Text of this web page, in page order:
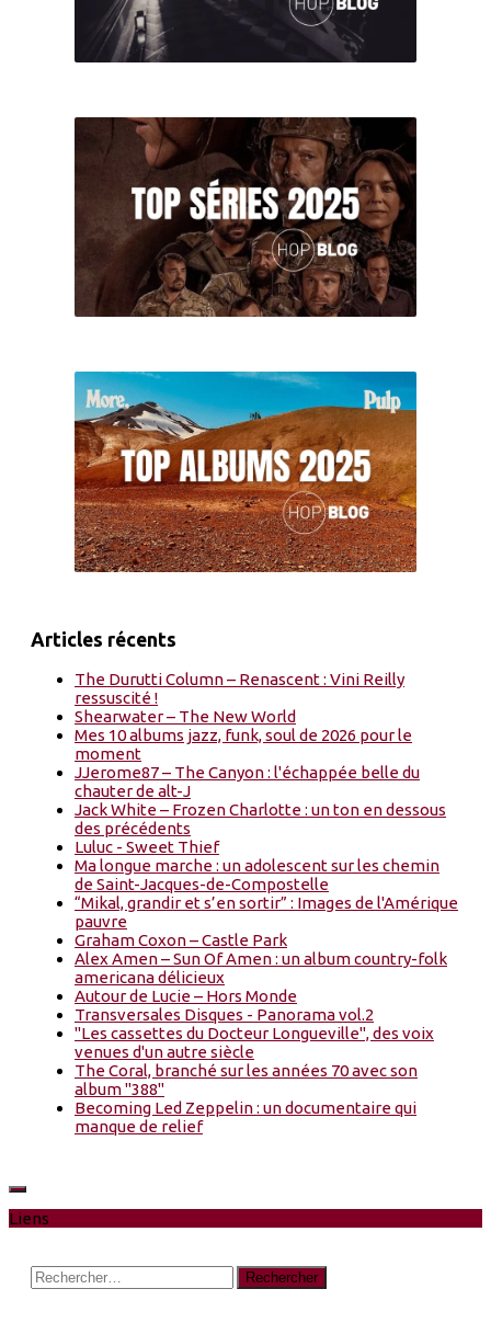
Articles récents
The Durutti Column – Renascent : Vini Reilly
ressuscité !
Shearwater – The New World
Mes 10 albums jazz, funk, soul de 2026 pour le
moment
JJerome87 – The Canyon : l'échappée belle du
chauter de alt-J
Jack White – Frozen Charlotte : un ton en dessous
des précédents
Luluc - Sweet Thief
Ma longue marche : un adolescent sur les chemin
de Saint-Jacques-de-Compostelle
“Mikal, grandir et s’en sortir” : Images de l'Amérique
pauvre
Graham Coxon – Castle Park
Alex Amen – Sun Of Amen : un album country-folk
americana délicieux
Autour de Lucie – Hors Monde
Transversales Disques - Panorama vol.2
"Les cassettes du Docteur Longueville", des voix
venues d'un autre siècle
The Coral, branché sur les années 70 avec son
album "388"
Becoming Led Zeppelin : un documentaire qui
manque de relief
Liens
Rechercher :